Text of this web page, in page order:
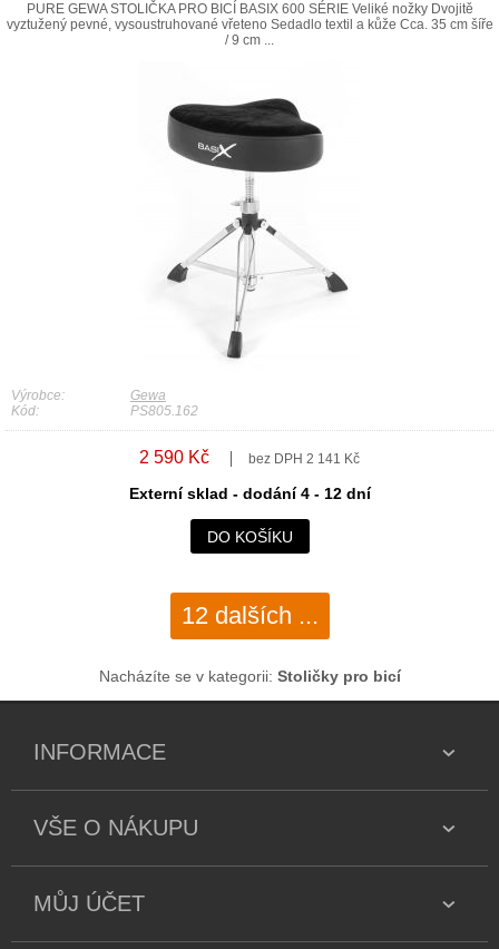
PURE GEWA STOLIČKA PRO BICÍ BASIX 600 SÉRIE Veliké nožky Dvojitě
vyztužený pevné, vysoustruhované vřeteno Sedadlo textil a kůže Cca. 35 cm šíře
/ 9 cm ...
Výrobce:
Gewa
Kód:
PS805.162
2 590 Kč bez DPH 2 141 Kč
Externí sklad - dodání 4 - 12 dní
DO KOŠÍKU
12 dalších ...
Nacházíte se v kategorii: Stoličky pro bicí
INFORMACE
VŠE O NÁKUPU
MŮJ ÚČET